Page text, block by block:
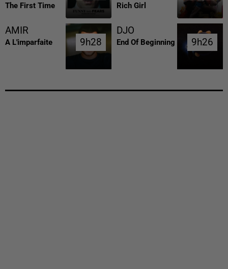
The First Time Rich Girl
AMIR
A L'imparfaite 9h28
9h28
DJO
End Of Beginning 9h26
9h26